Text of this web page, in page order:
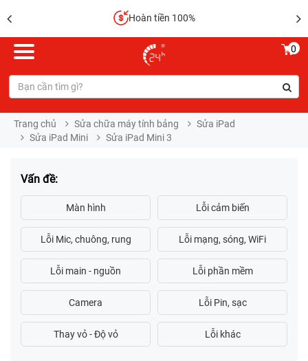
Hoàn tiền 100%
0
Trang chủ Sửa chữa máy tính bảng
Sửa iPad
Sửa iPad Mini
Sửa iPad Mini 3
Vấn đề: